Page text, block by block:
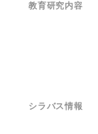
教育研究内容
シラバス情報